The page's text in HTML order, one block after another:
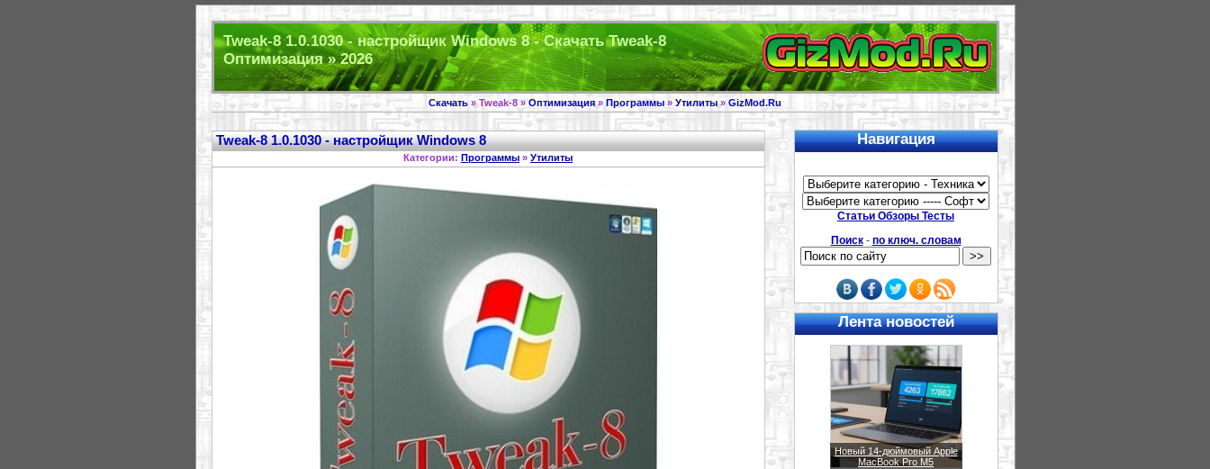
Tweak-8 1.0.1030 - настройщик Windows 8 - Скачать Tweak-8
Оптимизация » 2026
Скачать » Tweak-8 »Оптимизация» Программы » Утилиты» GizMod.Ru
Tweak-8 1.0.1030 - настройщик Windows 8
Категории: Программы » Утилиты
Навигация
Статьи Обзоры Тесты
Поиск- по ключ. словам
Лента новостей
Новый 14-дюймовый Apple
MacBook Pro M5